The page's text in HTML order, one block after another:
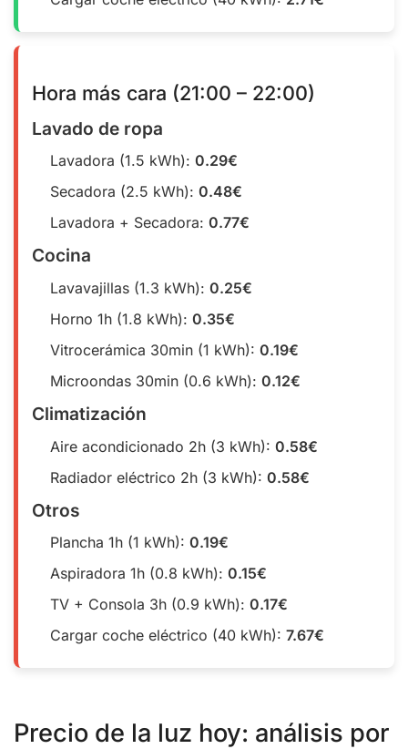
Hora más cara (21:00 – 22:00)
Lavado de ropa
Lavadora (1.5 kWh): 0.29€
Secadora (2.5 kWh): 0.48€
Lavadora + Secadora: 0.77€
Cocina
Lavavajillas (1.3 kWh): 0.25€
Horno 1h (1.8 kWh): 0.35€
Vitrocerámica 30min (1 kWh): 0.19€
Microondas 30min (0.6 kWh): 0.12€
Climatización
Aire acondicionado 2h (3 kWh): 0.58€
Radiador eléctrico 2h (3 kWh): 0.58€
Otros
Plancha 1h (1 kWh): 0.19€
Aspiradora 1h (0.8 kWh): 0.15€
TV + Consola 3h (0.9 kWh): 0.17€
Cargar coche eléctrico (40 kWh): 7.67€
Precio de la luz hoy: análisis por